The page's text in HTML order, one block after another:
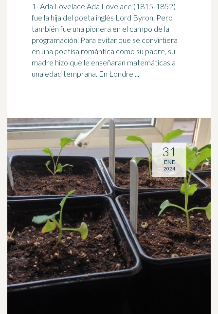
1- Ada Lovelace Ada Lovelace (1815-1852)
fue la hija del poeta inglés Lord Byron. Pero
también fue una pionera en el campo de la
programación. Para evitar que se convirtiera
en una poetisa romántica como su padre, su
madre hizo que le enseñaran matemáticas a
una edad temprana. En Londre ...
31
ENE
2024